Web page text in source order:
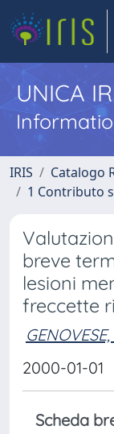
UNICA
IRIS
Catalogo
1 Contributo
breve
lesioni
freccette
2000-01-01
Scheda